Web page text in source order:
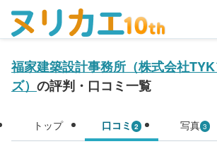
福家建築設計事務所（株式会社
ズ） の評判・口コミ一覧
トップ 口コミ 2 写真 3